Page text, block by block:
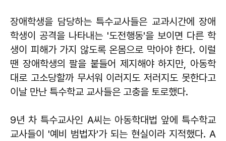
장애학생을 담당하는 특수교사들은 교과시간에 장애
학생이 공격을 나타내는 '도전행동'을 보이면 다른 학
생이 피해가 가지 않도록 온몸으로 막아야 한다. 이럴
땐 장애학생의 팔을 붙들어 제지해야 하지만, 아동학
대로 고소당할까 무서워 이러지도 저러지도 못한다고
이날 만난 특수학교 교사들은 고충을 토로했다.
9년 차 특수교사인 A씨는 아동학대법 앞에 특수학교
교사들이 '예비 범법자'가 되는 현실이라 지적했다. A